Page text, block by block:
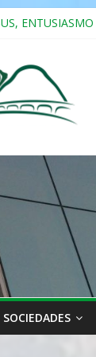
Ensino e
SOCIEDADES